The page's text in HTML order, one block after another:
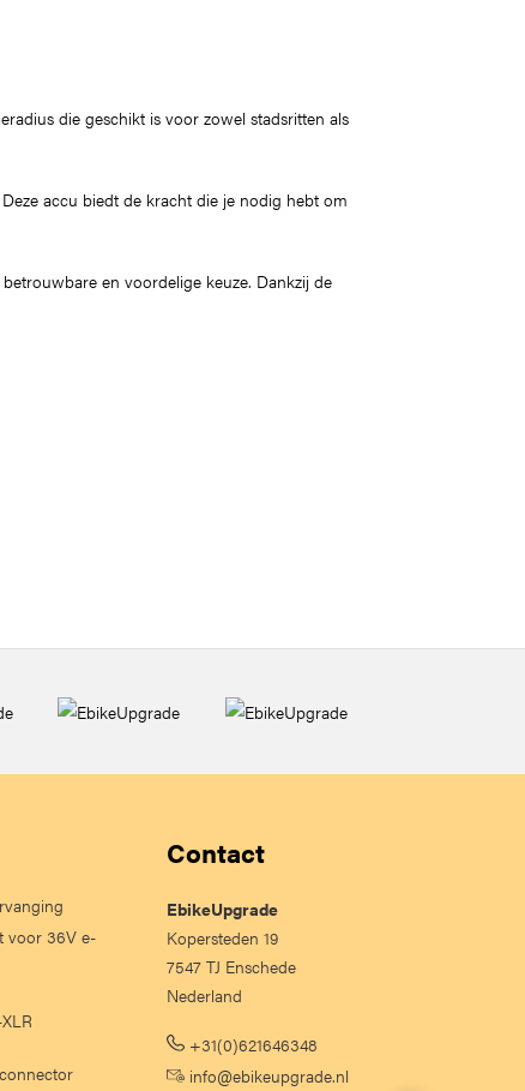
die geschikt is voor zowel stadsritten als
accu biedt de kracht die je nodig hebt om
en voordelige keuze. Dankzij de
voor 36V e-
Contact
EbikeUpgrade
Kopersteden 19
7547 TJ Enschede
Nederland
+31(0)621646348
info@ebikeupgrade.nl